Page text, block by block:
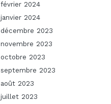
février 2024
janvier 2024
décembre 2023
novembre 2023
octobre 2023
septembre 2023
août 2023
juillet 2023